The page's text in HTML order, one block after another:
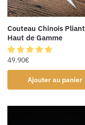
Couteau Chinois Pliant
Haut de Gamme
49.90€
Ajouter au panier